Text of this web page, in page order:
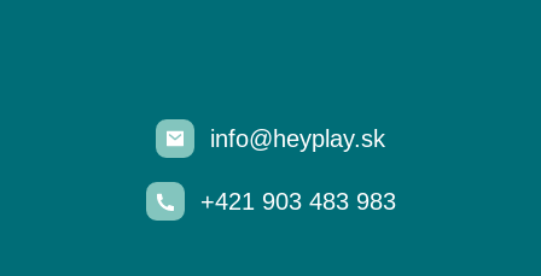
info@heyplay.sk
+421 903 483 983